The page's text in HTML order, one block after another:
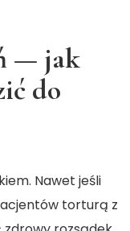
— jak
do
Nawet jeśli
torturą z